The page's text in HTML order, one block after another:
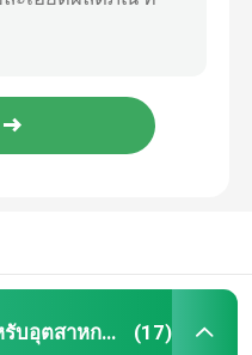
ผลิตภัณฑ์ระบบอัตโนมัติสำหรับอุตสาหกรรม (17)